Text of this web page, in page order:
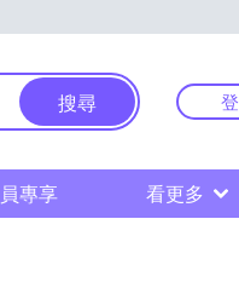
搜尋
專享 看更多